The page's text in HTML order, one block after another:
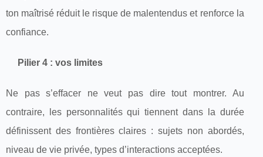
ton maîtrisé réduit le risque de malentendus et renforce la
confiance.
Pilier 4 : vos limites
Ne pas s’effacer ne veut pas dire tout montrer. Au
contraire, les personnalités qui tiennent dans la durée
définissent des frontières claires : sujets non abordés,
niveau de vie privée, types d’interactions acceptées.